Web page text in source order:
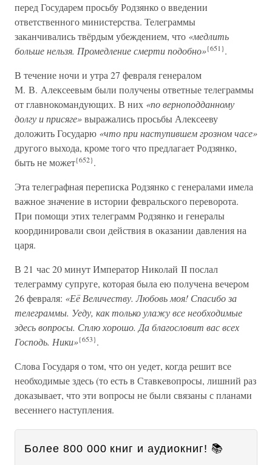
перед Государем просьбу Родзянко о введении
ответственного министерства. Телеграммы
заканчивались твёрдым убеждением, что «медлить
больше нельзя. Промедление смерти подобно»{651}.
В течение ночи и утра 27 февраля генералом
М. В. Алексеевым были получены ответные телеграммы
от главнокомандующих. В них «по верноподданному
долгу и присяге»выражались просьбы Алексееву
доложить Государю «что при наступившем грозном часе»
другого выхода, кроме того что предлагает Родзянко,
быть не может{652}.
Эта телеграфная переписка Родзянко с генералами имела
важное значение в истории февральского переворота.
При помощи этих телеграмм Родзянко и генералы
координировали свои действия в оказании давления на
царя.
В 21 час 20 минут Император Николай II послал
телеграмму супруге, которая была ею получена вечером
26 февраля: «Её Величеству. Любовь моя! Спасибо за
телеграммы. Уеду, как только улажу все необходимые
здесь вопросы. Сплю хорошо. Да благословит вас всех
Господь. Ники»{653}.
Слова Государя о том, что он уедет, когда решит все
необходимые здесь (то есть в Ставкевопросы, лишний раз
доказывает, что эти вопросы не были связаны с планами
весеннего наступления.
Более 800 000 книг и аудиокниг! 📚